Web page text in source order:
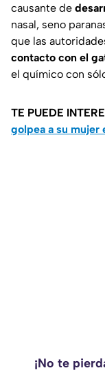
causante de
nasal, seno
que las
contacto con el
el químico con
TE PUEDE
golpea a su mujer
¡No te